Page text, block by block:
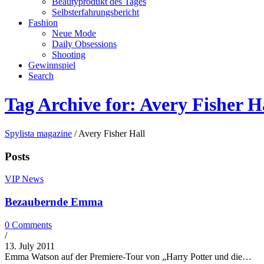
Selbsterfahrungsbericht
Fashion
Neue Mode
Daily Obsessions
Shooting
Gewinnspiel
Search
Tag Archive for: Avery Fisher
Spylista magazine / Avery Fisher Hall
Posts
VIP News
Bezaubernde Emma
0 Comments
/
13. July 2011
Emma Watson auf der Premiere-Tour von „Harry Potter und die…